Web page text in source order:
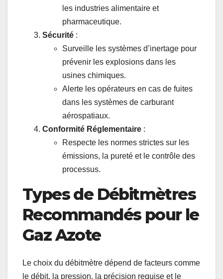
les industries alimentaire et
pharmaceutique.
Sécurité :
Surveille les systèmes d’inertage pour
prévenir les explosions dans les
usines chimiques.
Alerte les opérateurs en cas de fuites
dans les systèmes de carburant
aérospatiaux.
Conformité Réglementaire :
Respecte les normes strictes sur les
émissions, la pureté et le contrôle des
processus.
Types de Débitmètres
Recommandés pour le
Gaz Azote
Le choix du débitmètre dépend de facteurs comme
le débit, la pression, la précision requise et le